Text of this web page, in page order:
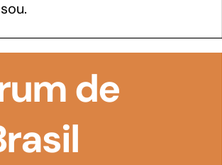
obras, dentre outros serviços
de